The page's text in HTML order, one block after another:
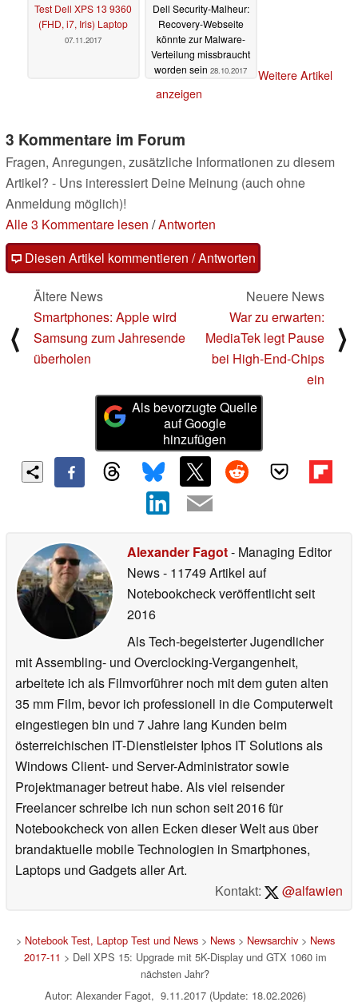
Test Dell XPS 13 9360
(FHD, i7, Iris) Laptop
07.11.2017
Dell Security-Malheur:
Recovery-Webseite
könnte zur Malware-
Verteilung missbraucht
worden sein 28.10.2017
Weitere Artikel
anzeigen
3 Kommentare im Forum
Fragen, Anregungen, zusätzliche Informationen zu diesem
Artikel? - Uns interessiert Deine Meinung (auch ohne
Anmeldung möglich)!
Alle 3 Kommentare lesen /Antworten
Diesen Artikel kommentieren / Antworten
⟨
Ältere News
Smartphones: Apple wird
Samsung zum Jahresende
überholen
Neuere News
War zu erwarten:
MediaTek legt Pause
bei High-End-Chips
ein
⟩
Als bevorzugte Quelle
auf Google
hinzufügen
Alexander Fagot- Managing Editor
News- 11749 Artikel auf
Notebookcheck veröffentlichtseit
2016
Als Tech-begeisterter Jugendlicher
mit Assembling- und Overclocking-Vergangenheit,
arbeitete ich als Filmvorführer noch mit dem guten alten
35 mm Film, bevor ich professionell in die Computerwelt
eingestiegen bin und 7 Jahre lang Kunden beim
österreichischen IT-Dienstleister Iphos IT Solutions als
Windows Client- und Server-Administrator sowie
Projektmanager betreut habe. Als viel reisender
Freelancer schreibe ich nun schon seit 2016 für
Notebookcheck von allen Ecken dieser Welt aus über
brandaktuelle mobile Technologien in Smartphones,
Laptops und Gadgets aller Art.
Kontakt:
@alfawien
> Notebook Test, Laptop Test und News> News> Newsarchiv> News
2017-11 > Dell XPS 15: Upgrade mit 5K-Display und GTX 1060 im
nächsten Jahr?
Autor: Alexander Fagot, 9.11.2017 (Update: 18.02.2026)